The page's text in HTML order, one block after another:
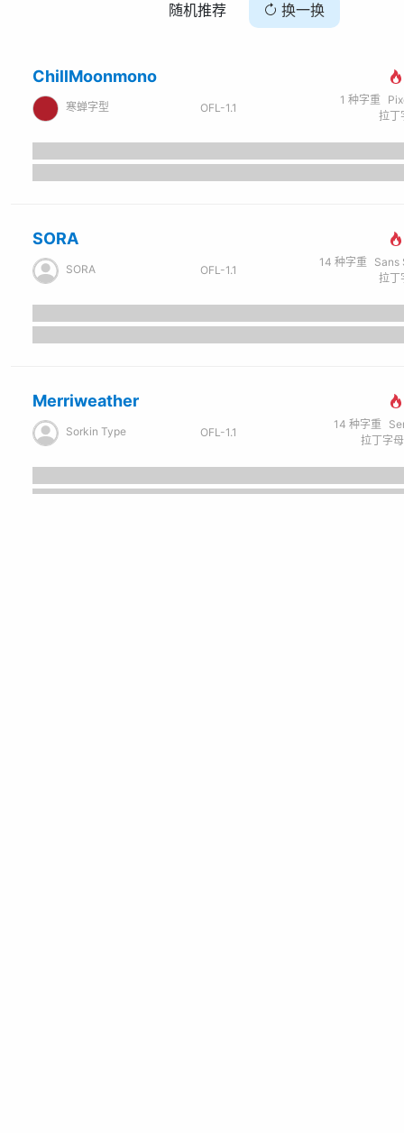
随机推荐 换一换
ChillMoonmono
寒蝉字型 OFL-1.1
1 种字重
拉丁
SORA
SORA OFL-1.1
14 种字重
Sans
拉丁
Merriweather
Sorkin Type OFL-1.1
14 种字重